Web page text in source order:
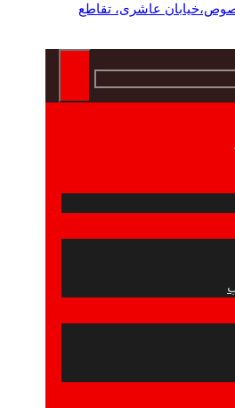
8 جاده مخصوص،خیابان عاشری، تقاطع